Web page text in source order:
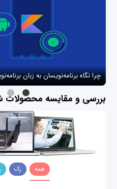
چرا نگاه برنامه‌نویسان به زبان
بررسی و مقایسه محصولات
همه رک